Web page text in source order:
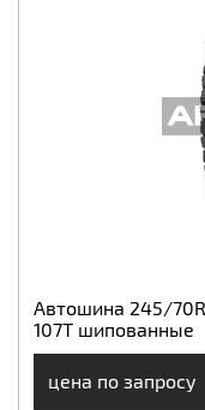
Автошина 245/
107T шипованные
цена по запросу